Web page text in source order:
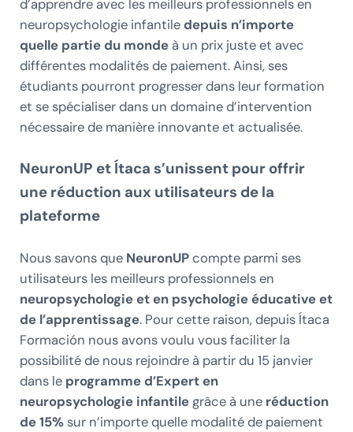
d’apprendre avec les meilleurs professionnels en
neuropsychologie infantile depuis n’importe
quelle partie du mondeà un prix juste et avec
différentes modalités de paiement. Ainsi, ses
étudiants pourront progresser dans leur formation
et se spécialiser dans un domaine d’intervention
nécessaire de manière innovante et actualisée.
NeuronUP et Ítaca s’unissent pour offrir
une réduction aux utilisateurs de la
plateforme
Nous savons que NeuronUPcompte parmi ses
utilisateurs les meilleurs professionnels en
neuropsychologie et en psychologie éducative et
de l’apprentissage. Pour cette raison, depuis Ítaca
Formación nous avons voulu vous faciliter la
possibilité de nous rejoindre à partir du 15 janvier
dans le programme d’Expert en
neuropsychologie infantilegrâce à une réduction
de 15%sur n’importe quelle modalité de paiement